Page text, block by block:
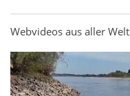
Webvideos aus aller Welt